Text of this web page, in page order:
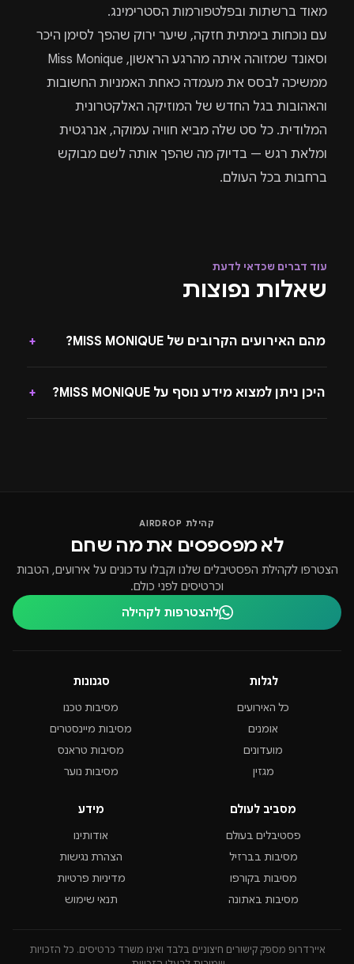
מאוד ברשתות ובפלטפורמות הסטרימינג.
עם נוכחות בימתית חזקה, שיער ירוק שהפך לסימן היכר
וסאונד שמזוהה איתה מהרגע הראשון, Miss Monique
ממשיכה לבסס את מעמדה כאחת האמניות החשובות
והאהובות בגל החדש של המוזיקה האלקטרונית
המלודית. כל סט שלה מביא חוויה עמוקה, אנרגטית
ומלאת רגש — בדיוק מה שהפך אותה לשם מבוקש
ברחבות בכל העולם.
עוד דברים שכדאי לדעת
שאלות נפוצות
מהם האירועים הקרובים של MISS MONIQUE? +
היכן ניתן למצוא מידע נוסף על MISS MONIQUE? +
קהילת AIRDROP
לא מפספסים את מה שחם
הצטרפו לקהילת הפסטיבלים שלנו וקבלו עדכונים על אירועים, הטבות
וכרטיסים לפני כולם.
להצטרפות לקהילה
לגלות
כל האירועים
אומנים
מועדונים
מגזין
סגנונות
מסיבות טכנו
מסיבות מיינסטרים
מסיבות טראנס
מסיבות נוער
מסביב לעולם
פסטיבלים בעולם
מסיבות בברזיל
מסיבות בקורפו
מסיבות באתונה
מידע
אודותינו
הצהרת נגישות
מדיניות פרטיות
תנאי שימוש
איירדרופ מספק קישורים חיצוניים בלבד ואינו משרד כרטיסים. כל הזכויות